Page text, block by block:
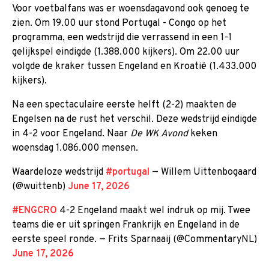
Voor voetbalfans was er woensdagavond ook genoeg te
zien. Om 19.00 uur stond Portugal - Congo op het
programma, een wedstrijd die verrassend in een 1-1
gelijkspel eindigde (1.388.000 kijkers). Om 22.00 uur
volgde de kraker tussen Engeland en Kroatië (1.433.000
kijkers).
Na een spectaculaire eerste helft (2-2) maakten de
Engelsen na de rust het verschil. Deze wedstrijd eindigde
in 4-2 voor Engeland. Naar De WK Avondkeken
woensdag 1.086.000 mensen.
Waardeloze wedstrijd #portugal — Willem Uittenbogaard
(@wuittenb) June 17, 2026
#ENGCRO 4-2 Engeland maakt wel indruk op mij. Twee
teams die er uit springen Frankrijk en Engeland in de
eerste speel ronde. — Frits Sparnaaij (@CommentaryNL)
June 17, 2026